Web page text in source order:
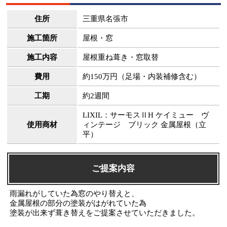
住所 三重県名張市
施工箇所 屋根・窓
施工内容 屋根重ね葺き・窓取替
費用 約150万円（足場・内装補修含む）
工期 約2週間
使用商材
LIXIL：サーモスⅡH ケイミュー ヴ
ィンテージ ブリック 金属屋根（立
平）
ご提案内容
雨漏れがしていた為窓のやり替えと、
金属屋根の部分の塗装がはがれていた為
塗装が出来ず葺き替えをご提案させていただきました。